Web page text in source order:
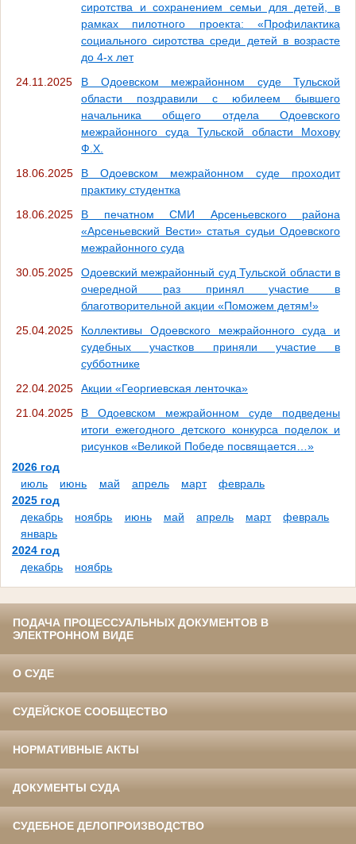
сиротства и сохранением семьи для детей, в
рамках пилотного проекта: «Профилактика
социального сиротства среди детей в возрасте
до 4-х лет
24.11.2025
В Одоевском межрайонном суде Тульской
области поздравили с юбилеем бывшего
начальника общего отдела Одоевского
межрайонного суда Тульской области Мохову
Ф.Х.
18.06.2025
В Одоевском межрайонном суде проходит
практику студентка
18.06.2025
В печатном СМИ Арсеньевского района
«Арсеньевский Вести» статья судьи Одоевского
межрайонного суда
30.05.2025
Одоевский межрайонный суд Тульской области в
очередной раз принял участие в
благотворительной акции «Поможем детям!»
25.04.2025
Коллективы Одоевского межрайонного суда и
судебных участков приняли участие в
субботнике
22.04.2025
Акции «Георгиевская ленточка»
21.04.2025
В Одоевском межрайонном суде подведены
итоги ежегодного детского конкурса поделок и
рисунков «Великой Победе посвящается…»
2026 год
июль
июнь май апрель март
февраль
2025 год
декабрь
ноябрь июнь май апрель март
февраль
январь
2024 год
декабрь
ноябрь
ПОДАЧА ПРОЦЕССУАЛЬНЫХ ДОКУМЕНТОВ В
ЭЛЕКТРОННОМ ВИДЕ
О СУДЕ
СУДЕЙСКОЕ СООБЩЕСТВО
НОРМАТИВНЫЕ АКТЫ
ДОКУМЕНТЫ СУДА
СУДЕБНОЕ ДЕЛОПРОИЗВОДСТВО